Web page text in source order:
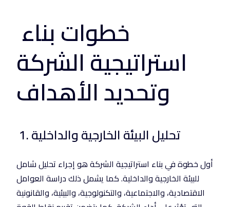
استراتيجية الشركة
وتحديد الأهداف
1. تحليل البيئة الخارجية والداخلية
أول خطوة في بناء استراتيجية الشركة هو إجراء تحليل شامل
للبيئة الخارجية والداخلية. كما يشمل ذلك دراسة العوامل
الاقتصادية، والاجتماعية، والتكنولوجية، والبيئية، والقانونية